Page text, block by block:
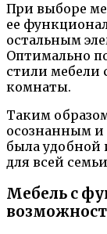
При выборе
ее
остальным
Оптимально
стили мебели
комнаты.
Таким
осознанным
была удобной
для всей
Мебель с